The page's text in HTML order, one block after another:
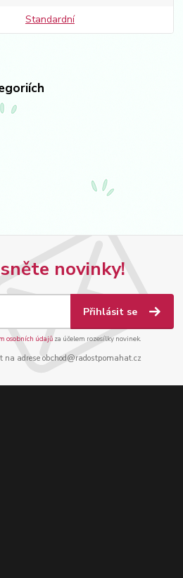
Standardní
novinky!
Přihlásit se
osobních údajů za účelem rozesílky novinek.
na adrese obchod@radostpomahat.cz